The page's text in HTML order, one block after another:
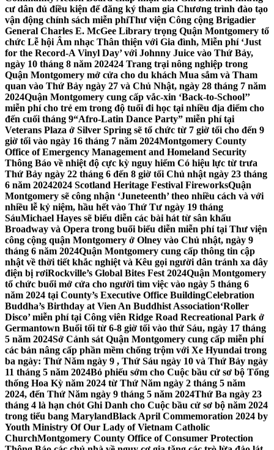
cư dân đủ điều kiện để đăng ký tham gia Chương trình đào tạo
vận động chính sách miễn phíThư viện Công cộng Brigadier
General Charles E. McGee Library trọng Quận Montgomery tổ
chức Lễ hội Âm nhạc Thân thiện với Gia đình, Miễn phí ‘Just
for the Record-A Vinyl Day’ với Johnny Juice vào Thứ Bảy,
ngày 10 tháng 8 năm 202424 Trang trại nông nghiệp trong
Quận Montgomery mở cửa cho du khách Mua sắm và Tham
quan vào Thứ Bảy ngày 27 và Chủ Nhật, ngày 28 tháng 7 năm
2024Quận Montgomery cung cấp vắc-xin ‘Back-to-School’’
miễn phí cho trẻ em trong độ tuổi đi học tại nhiều địa điểm cho
đến cuối tháng 9“Afro-Latin Dance Party” miễn phí tại
Veterans Plaza ở Silver Spring sẽ tổ chức từ 7 giờ tối cho đến 9
giờ tối vào ngày 16 tháng 7 năm 2024Montgomery County
Office of Emergency Management and Homeland Security
Thông Báo về nhiệt độ cực kỳ nguy hiểm Có hiệu lực từ trưa
Thứ Bảy ngày 22 tháng 6 đến 8 giờ tối Chủ nhật ngày 23 tháng
6 năm 20242024 Scotland Heritage Festival FireworksQuận
Montgomery sẽ công nhận ‘Juneteenth’ theo nhiều cách và với
nhiều lễ kỷ niệm, hầu hết vào Thứ Tư ngày 19 tháng
SáuMichael Hayes sẽ biểu diễn các bài hát từ sân khấu
Broadway và Opera trong buổi biểu diễn miễn phí tại Thư viện
công cộng quận Montgomery ở Olney vào Chủ nhật, ngày 9
tháng 6 năm 2024Quận Montgomery cung cấp thông tin cập
nhật về thời tiết khắc nghiệt và Kêu gọi người dân tránh xa dây
điện bị rơiRockville’s Global Bites Fest 2024Quận Montgomery
tổ chức buổi mở cửa cho người tìm việc vào ngày 5 tháng 6
năm 2024 tại County’s Executive Office BuildingCelebration
Buddha’s Birthday at Vien An Buddhist Association‘Roller
Disco’ miễn phí tại Công viên Ridge Road Recreational Park ở
Germantown Buổi tối từ 6-8 giờ tối vào thứ Sáu, ngày 17 tháng
5 năm 2024Sở Cảnh sát Quận Montgomery cung cấp miễn phí
các bản nâng cấp phần mềm chống trộm với Xe Hyundai trong
ba ngày: Thứ Năm ngày 9 , Thứ Sáu ngày 10 và Thứ Bảy ngày
11 tháng 5 năm 2024Bỏ phiếu sớm cho Cuộc bầu cử sơ bộ Tổng
thống Hoa Kỳ năm 2024 từ Thứ Năm ngày 2 tháng 5 năm
2024, đến Thứ Năm ngày 9 tháng 5 năm 2024Thứ Ba ngày 23
tháng 4 là hạn chót Ghi Danh cho Cuộc bầu cử sơ bộ năm 2024
trong tiểu bang MarylandBlack April Commemoration 2024 by
Youth Ministry Of Our Lady of Vietnam Catholic
ChurchMontgomery County Office of Consumer Protection